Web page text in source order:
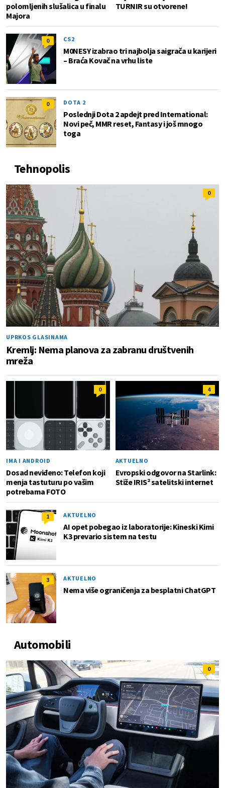
polomljenih slušalica u finalu
Majora
TURNIR su otvorene!
0 CS2
M0NESY izabrao tri najbolja saigrača u karijeri
– Braća Kovač na vrhu liste
0 DOTA 2
Poslednji Dota 2 apdejt pred International:
Novi peč, MMR reset, Fantasy i još mnogo
toga
Tehnopolis
0
UPRKOS GLASINAMA
Kremlj: Nema planova za zabranu društvenih
mreža
0
IMA I ANDROID
Dosad neviđeno: Telefon koji
menja tastuturu po vašim
potrebama FOTO
4
AKTUELNO
Evropski odgovor na Starlink:
Stiže IRIS² satelitski internet
1 AKTUELNO
AI opet pobegao iz laboratorije: Kineski Kimi
K3 prevario sistem na testu
3 AKTUELNO
Nema više ograničenja za besplatni ChatGPT
Automobili
0